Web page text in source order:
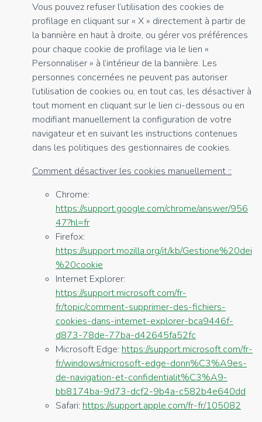
Vous pouvez refuser l’utilisation des cookies de
profilage en cliquant sur « X » directement à partir de
la bannière en haut à droite, ou gérer vos préférences
pour chaque cookie de profilage via le lien «
Personnaliser » à l’intérieur de la bannière. Les
personnes concernées ne peuvent pas autoriser
l’utilisation de cookies ou, en tout cas, les désactiver à
tout moment en cliquant sur le lien ci-dessous ou en
modifiant manuellement la configuration de votre
navigateur et en suivant les instructions contenues
dans les politiques des gestionnaires de cookies.
Comment désactiver les cookies manuellement ::
Chrome:
https://support.google.com/chrome/answer/956
47?hl=fr
Firefox:
https://support.mozilla.org/it/kb/Gestione%20dei
%20cookie
Internet Explorer:
https://support.microsoft.com/fr-
fr/topic/comment-supprimer-des-fichiers-
cookies-dans-internet-explorer-bca9446f-
d873-78de-77ba-d42645fa52fc
Microsoft Edge: https://support.microsoft.com/fr-
fr/windows/microsoft-edge-donn%C3%A9es-
de-navigation-et-confidentialit%C3%A9-
bb8174ba-9d73-dcf2-9b4a-c582b4e640dd
Safari: https://support.apple.com/fr-fr/105082